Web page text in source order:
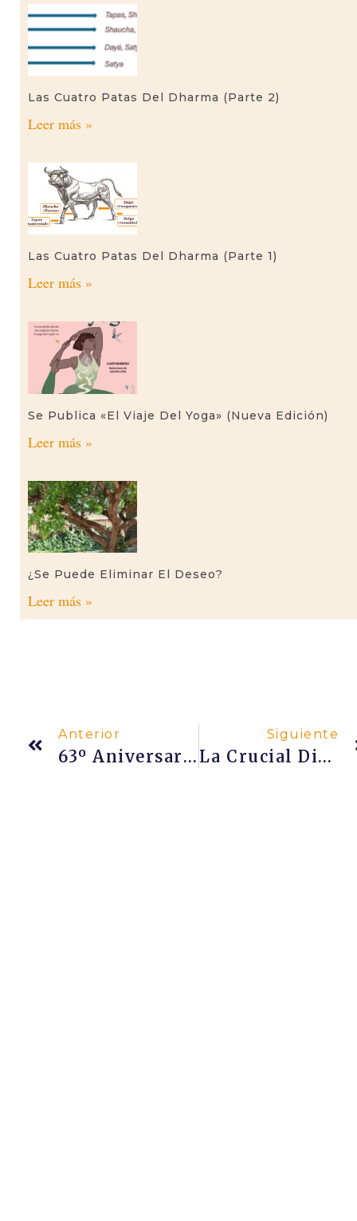
Las Cuatro Patas Del Dharma (parte 2)
Leer más »
Las Cuatro Patas Del Dharma (parte 1)
Leer más »
Se Publica «El Viaje Del Yoga» (nueva Edición)
Leer más »
¿Se Puede Eliminar El Deseo?
Leer más »
Anterior
63º Aniversario Del Nacimiento De Swami Premananda
Siguiente
La Crucial Diferencia Entre Contentamiento Y Felicidad